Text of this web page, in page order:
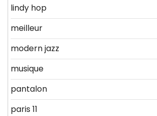
lindy hop
meilleur
modern jazz
musique
pantalon
paris 11